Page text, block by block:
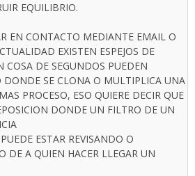
EQUILIBRIO.
EN CONTACTO MEDIANTE EMAIL O
EXISTEN ESPEJOS DE
COSA DE SEGUNDOS PUEDEN
DONDE SE CLONA O MULTIPLICA UNA
PROCESO, ESO QUIERE DECIR QUE
DONDE UN FILTRO DE UN
ESTAR REVISANDO O
DE A QUIEN HACER LLEGAR UN